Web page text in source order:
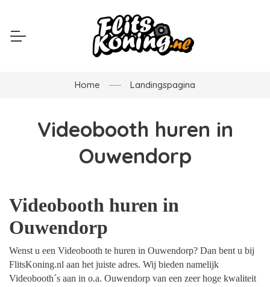
Home Landingspagina
Videobooth huren in
Ouwendorp
Videobooth huren in
Ouwendorp
Wenst u een Videobooth te huren in Ouwendorp? Dan bent u bij
FlitsKoning.nl aan het juiste adres. Wij bieden namelijk
Videobooth´s aan in o.a. Ouwendorp van een zeer hoge kwaliteit